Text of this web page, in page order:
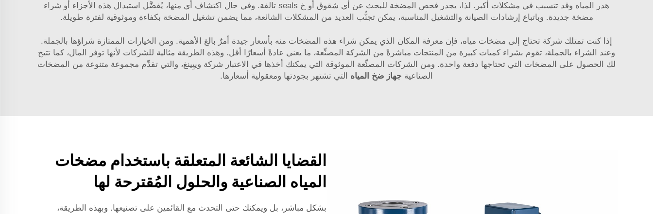
هدر المياه وقد تتسبب في مشكلات أكبر. لذا، يجدر فحص المضخة للبحث عن أي شقوق أو خ seals تالفة. وفي حال اكتشاف أي منها، يُفضَّل استبدال هذه الأجزاء أو شراء
مضخة جديدة. وباتباع إرشادات الصيانة والتشغيل المناسبة، يمكن تجنُّب العديد من المشكلات الشائعة، مما يضمن تشغيل المضخة بكفاءة وموثوقية لفترة طويلة.
إذا كنت تمتلك شركة تحتاج إلى مضخات مياه، فإن معرفة المكان الذي يمكن شراء هذه المضخات منه بأسعار جيدة أمرٌ بالغ الأهمية. ومن الخيارات الممتازة شراؤها بالجملة.
وعند الشراء بالجملة، تقوم بشراء كميات كبيرة من المنتجات مباشرةً من الشركة المصنِّعة، ما يعني عادةً أسعارًا أقل. وهذه الطريقة مثالية للشركات لأنها توفر المال، كما تتيح
لك الحصول على المضخات التي تحتاجها دفعة واحدة. ومن الشركات المصنِّعة الموثوقة التي يمكنك أخذها في الاعتبار شركة وييِينغ، والتي تقدِّم مجموعة متنوعة من المضخات
الصناعية جهاز ضخ المياه التي تشتهر بجودتها ومعقولية أسعارها.
القضايا الشائعة المتعلقة باستخدام مضخات
المياه الصناعية والحلول المُقترحة لها
بشكل مباشر، بل ويمكنك حتى التحدث مع القائمين على تصنيعها. وبهذه الطريقة،